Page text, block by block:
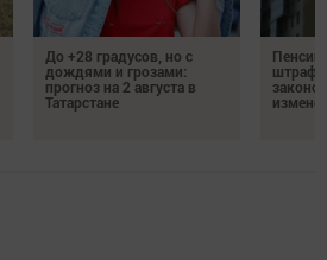
До +28 градусов, но с
дождями и грозами:
прогноз на 2 августа в
Татарстане